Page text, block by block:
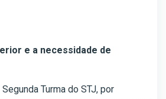
e a necessidade de
Turma do STJ, por